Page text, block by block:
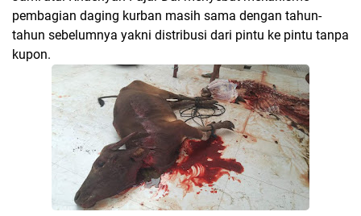
pembagian daging kurban masih sama dengan tahun-
tahun sebelumnya yakni distribusi dari pintu ke pintu tanpa
kupon.